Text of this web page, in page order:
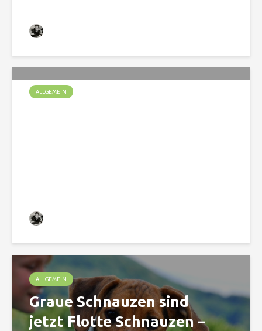
ALLGEMEIN
ALLGEMEIN
Graue Schnauzen sind
jetzt Flotte Schnauzen –